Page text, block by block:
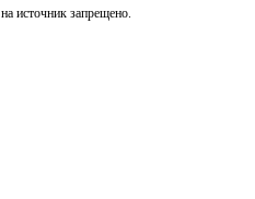
на источник запрещено.